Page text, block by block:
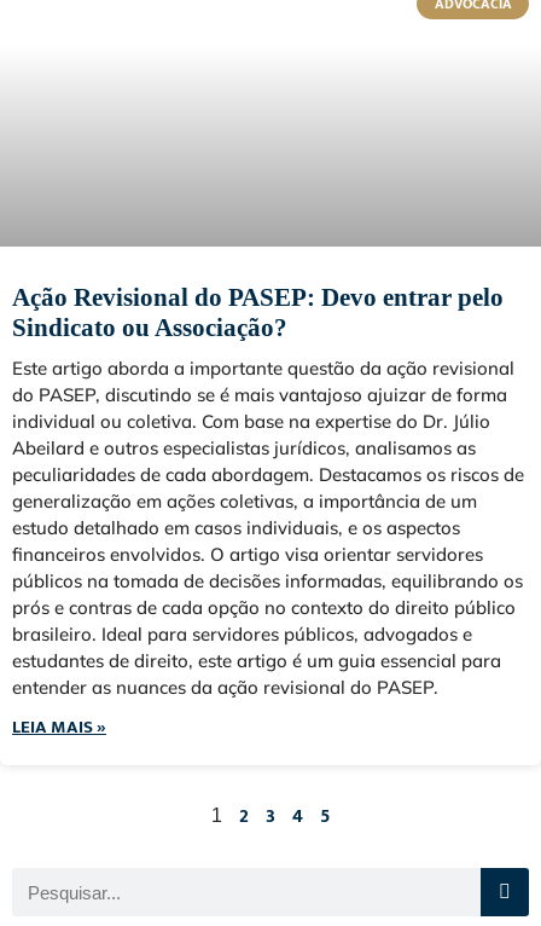
Ação Revisional do PASEP: Devo entrar pelo
Sindicato ou Associação?
Este artigo aborda a importante questão da ação revisional
do PASEP, discutindo se é mais vantajoso ajuizar de forma
individual ou coletiva. Com base na expertise do Dr. Júlio
Abeilard e outros especialistas jurídicos, analisamos as
peculiaridades de cada abordagem. Destacamos os riscos de
generalização em ações coletivas, a importância de um
estudo detalhado em casos individuais, e os aspectos
financeiros envolvidos. O artigo visa orientar servidores
públicos na tomada de decisões informadas, equilibrando os
prós e contras de cada opção no contexto do direito público
brasileiro. Ideal para servidores públicos, advogados e
estudantes de direito, este artigo é um guia essencial para
entender as nuances da ação revisional do PASEP.
LEIA MAIS »
1 2 3 4 5